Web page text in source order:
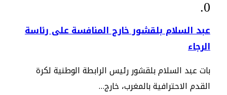
عبد السلام بلقشور خارج المنافسة على رئاسة
الرجاء
بات عبد السلام بلقشور رئيس الرابطة الوطنية لكرة
القدم الاحترافية بالمغرب، خارج…